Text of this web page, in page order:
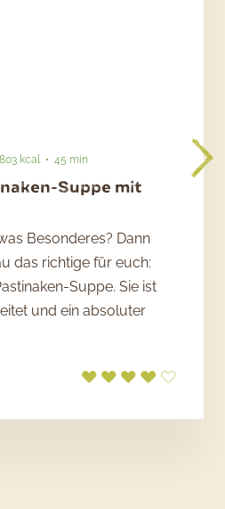
803 kcal 45 min
Suppe mit
Besonderes? Dann
das richtige für euch:
Suppe. Sie ist
und ein absoluter